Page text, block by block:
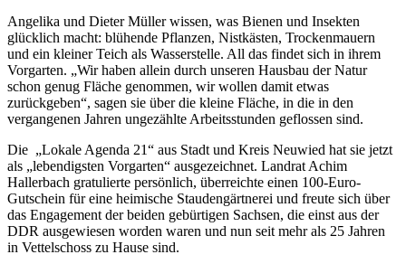
Angelika und Dieter Müller wissen, was Bienen und Insekten
glücklich macht: blühende Pflanzen, Nistkästen, Trockenmauern
und ein kleiner Teich als Wasserstelle. All das findet sich in ihrem
Vorgarten. „Wir haben allein durch unseren Hausbau der Natur
schon genug Fläche genommen, wir wollen damit etwas
zurückgeben“, sagen sie über die kleine Fläche, in die in den
vergangenen Jahren ungezählte Arbeitsstunden geflossen sind.
Die „Lokale Agenda 21“ aus Stadt und Kreis Neuwied hat sie jetzt
als „lebendigsten Vorgarten“ ausgezeichnet. Landrat Achim
Hallerbach gratulierte persönlich, überreichte einen 100-Euro-
Gutschein für eine heimische Staudengärtnerei und freute sich über
das Engagement der beiden gebürtigen Sachsen, die einst aus der
DDR ausgewiesen worden waren und nun seit mehr als 25 Jahren
in Vettelschoss zu Hause sind.